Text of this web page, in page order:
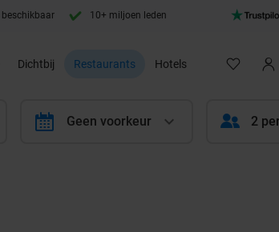
beschikbaar 10+ miljoen leden
Dichtbij Restaurants Hotels
calendar Geen voorkeur 2